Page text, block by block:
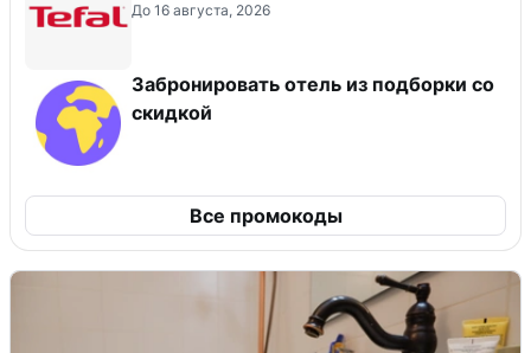
До 16 августа, 2026
Забронировать отель из подборки со
скидкой
Все промокоды